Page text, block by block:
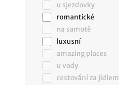
u sjezdovky
romantické
na samotě
luxusní
amazing places
u vody
cestování za jídlem